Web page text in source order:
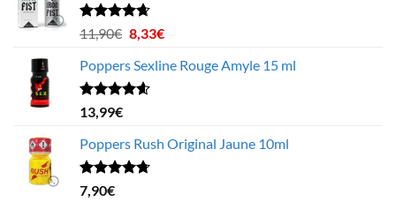
Note4.63
sur 5
11,90€ Le
initial
était :
8,33€Le
actuel
Poppers Sexline Rouge Amyle 15 ml
Note4.58
sur 5
13,99€
Poppers Rush Original Jaune 10ml
Note4.67
sur 5
7,90€